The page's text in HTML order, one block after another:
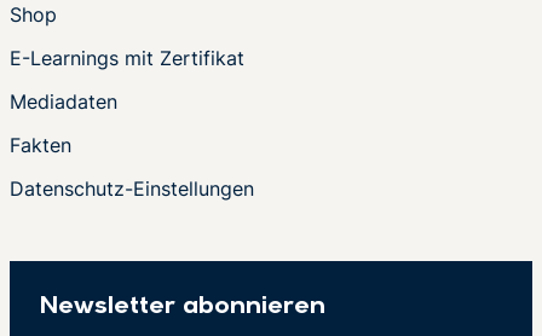
Shop
E-Learnings mit Zertifikat
Mediadaten
Fakten
Datenschutz-Einstellungen
Newsletter abonnieren